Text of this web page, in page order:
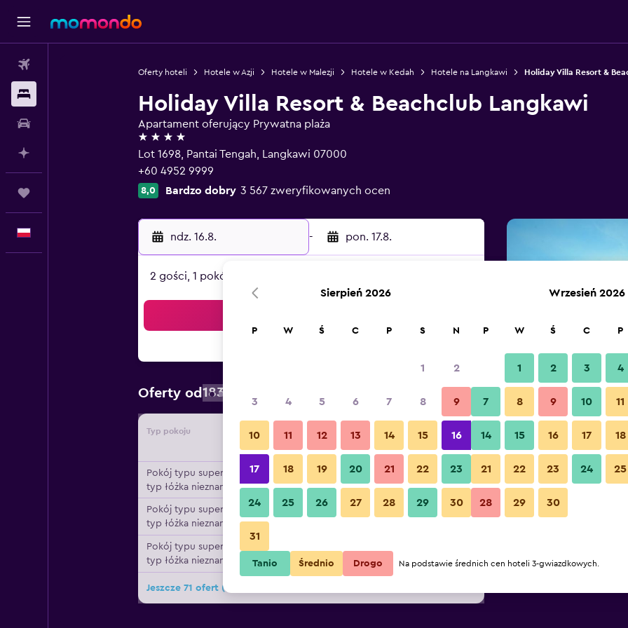
Oferty hoteli Hotele w Azji Hotele w Malezji Hotele w Kedah Hotele na Langkawi Holiday Villa Resort &
Holiday Villa Resort & Beachclub Langkawi
Apartament oferujący Prywatna plaża
4 gwiazdki
Lot 1698, Pantai Tengah, Langkawi 07000
+60 4952 9999
8,0 Bardzo dobry 3 567 zweryfikowanych ocen
ndz. 16.8. - pon. 17.8.
2 gości, 1 pokój
Oferty od 183 zł
Typ pokoju Dostawca
Łącznie za
Pokój typu superior,
typ łóżka nieznany
183 zł Zobacz ofertę
Pokój typu superior,
typ łóżka nieznany
269 zł Zobacz ofertę
Pokój typu superior,
typ łóżka nieznany
287 zł
Jeszcze 71 ofert (Holiday Villa Resort & Beachclub Langkawi)
Plaża
Zdjęcia Holiday Villa Resort &
Sierpień 2026
P W Ś C P S N
1 2
3 4 5 6 7 8 9
10 11 12 13 14 15 16
17 18 19 20 21 22 23
24 25 26 27 28 29 30
31
Wrzesień 2026
P W Ś C P
1 2 3 4
7 8 9 10 11
14 15 16 17 18
21 22 23 24 25
28 29 30
Tanio Średnio Drogo Na podstawie średnich cen hoteli 3-gwiazdkowych.